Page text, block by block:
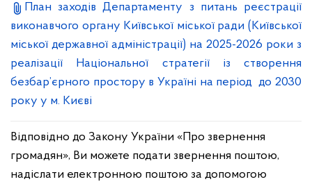
План заходів Департаменту з питань реєстрації
виконавчого органу Київської міської ради (Київської
міської державної адміністрації) на 2025-2026 роки з
реалізації Національної стратегії із створення
безбар’єрного простору в Україні на період до 2030
року у м. Києві
Відповідно до Закону України «Про звернення
громадян», Ви можете подати звернення поштою,
надіслати електронною поштою за допомогою